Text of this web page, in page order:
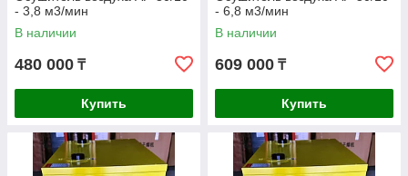
- 3,8 м3/мин
В наличии
480 000 ₸
Купить
- 6,8 м3/мин
В наличии
609 000 ₸
Купить